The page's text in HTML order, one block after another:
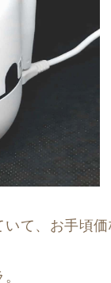
て、お手頃価